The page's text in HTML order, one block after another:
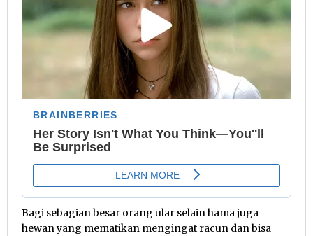
Bagi sebagian besar orang ular selain hama juga
hewan yang mematikan mengingat racun dan bisa